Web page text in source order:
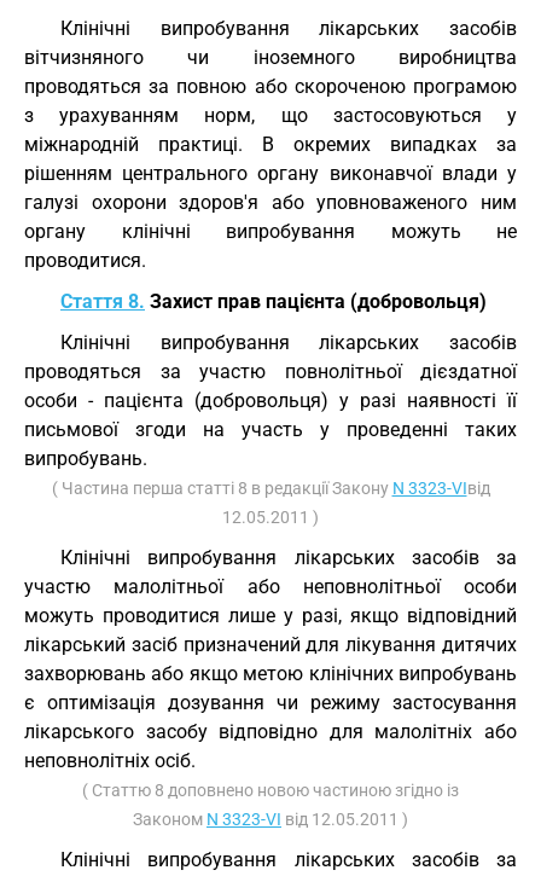
Клінічні випробування лікарських засобів
вітчизняного чи іноземного виробництва
проводяться за повною або скороченою програмою
з урахуванням норм, що застосовуються у
міжнародній практиці. В окремих випадках за
рішенням центрального органу виконавчої влади у
галузі охорони здоров'я або уповноваженого ним
органу клінічні випробування можуть не
проводитися.
Стаття 8. Захист прав пацієнта (добровольця)
Клінічні випробування лікарських засобів
проводяться за участю повнолітньої дієздатної
особи - пацієнта (добровольця) у разі наявності її
письмової згоди на участь у проведенні таких
випробувань.
( Частина перша статті 8 в редакції Закону N 3323-VIвід
12.05.2011 )
Клінічні випробування лікарських засобів за
участю малолітньої або неповнолітньої особи
можуть проводитися лише у разі, якщо відповідний
лікарський засіб призначений для лікування дитячих
захворювань або якщо метою клінічних випробувань
є оптимізація дозування чи режиму застосування
лікарського засобу відповідно для малолітніх або
неповнолітніх осіб.
( Статтю 8 доповнено новою частиною згідно із
Законом N 3323-VI від 12.05.2011 )
Клінічні випробування лікарських засобів за